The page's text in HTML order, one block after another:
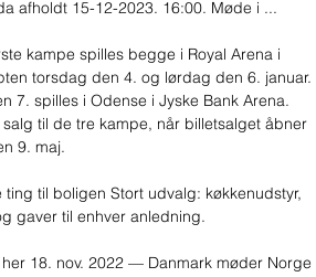
afholdt 15-12-2023. 16:00. Møde i ...
kampe spilles begge i Royal Arena i
torsdag den 4. og lørdag den 6. januar.
7. spilles i Odense i Jyske Bank Arena.
til de tre kampe, når billetsalget åbner
9. maj.
til boligen Stort udvalg: køkkenudstyr,
gaver til enhver anledning.
18. nov. 2022 — Danmark møder Norge